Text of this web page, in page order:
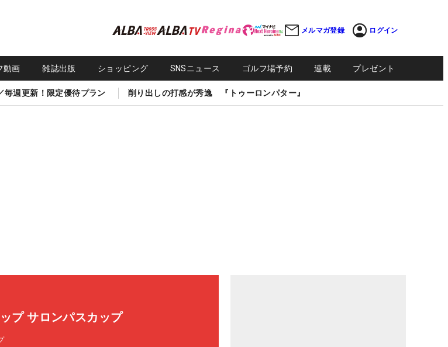
メルマガ登録 ログイン
動画 雑誌出版 ショッピング SNSニュース ゴルフ場予約 連載 プレゼント
毎週更新！限定優待プラン 削り出しの打感が秀逸 『トゥーロンパター』
プ サロンパスカップ